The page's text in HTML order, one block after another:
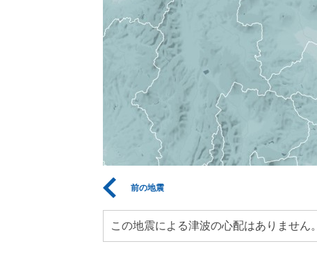
前の地震
この地震による津波の心配はありません。